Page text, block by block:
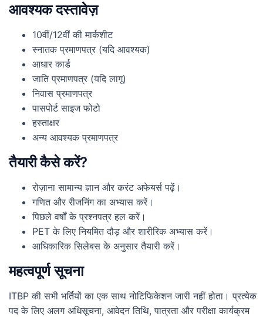
आवश्यक दस्तावेज़
10वीं/12वीं की मार्कशीट
स्नातक प्रमाणपत्र (यदि आवश्यक)
आधार कार्ड
जाति प्रमाणपत्र (यदि लागू)
निवास प्रमाणपत्र
पासपोर्ट साइज फोटो
हस्ताक्षर
अन्य आवश्यक प्रमाणपत्र
तैयारी कैसे करें?
रोज़ाना सामान्य ज्ञान और करंट अफेयर्स पढ़ें।
गणित और रीजनिंग का अभ्यास करें।
पिछले वर्षों के प्रश्नपत्र हल करें।
PET के लिए नियमित दौड़ और शारीरिक अभ्यास करें।
आधिकारिक सिलेबस के अनुसार तैयारी करें।
महत्वपूर्ण सूचना
ITBP की सभी भर्तियों का एक साथ नोटिफिकेशन जारी नहीं होता। प्रत्येक
पद के लिए अलग अधिसूचना, आवेदन तिथि, पात्रता और परीक्षा कार्यक्रम